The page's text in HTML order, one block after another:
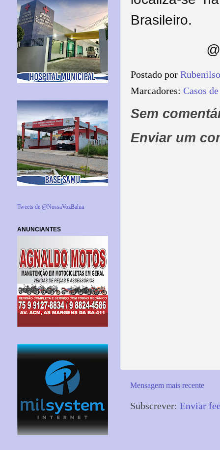
Brasileiro.
Postado por
Marcadores: Casos
Sem
Enviar um
Mensagem mais recente
Subscrever: Enviar
Tweets de @NossaVozBahia
ANUNCIANTES